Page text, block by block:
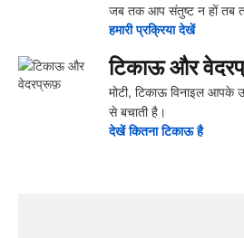
जब तक आप संतुष्ट न हों तब
हमारी प्रक्रिया देखें
टिकाऊ और
मोटी, टिकाऊ विनाइल आपके
से बचाती है।
देखें ‍कितना ‍टिकाऊ है